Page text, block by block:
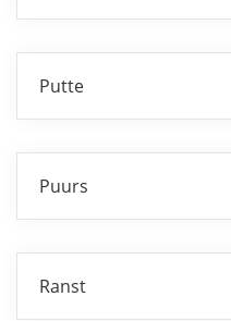
Putte
Puurs
Ranst